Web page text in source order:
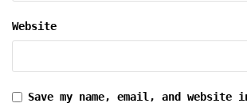
Website
Save my name, email, and website